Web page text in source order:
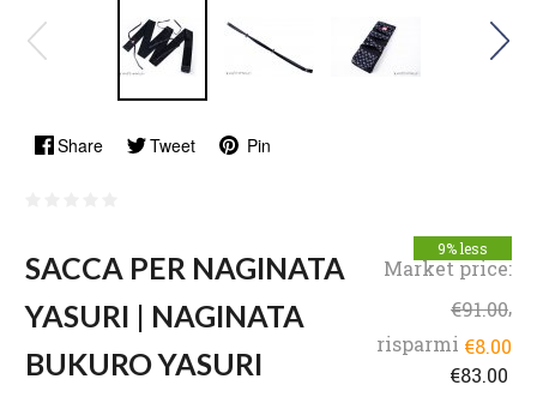
Share Tweet Pin
SACCA PER NAGINATA
YASURI | NAGINATA
BUKURO YASURI
9% less
Market price:
€91.00,
risparmi €8.00
€83.00